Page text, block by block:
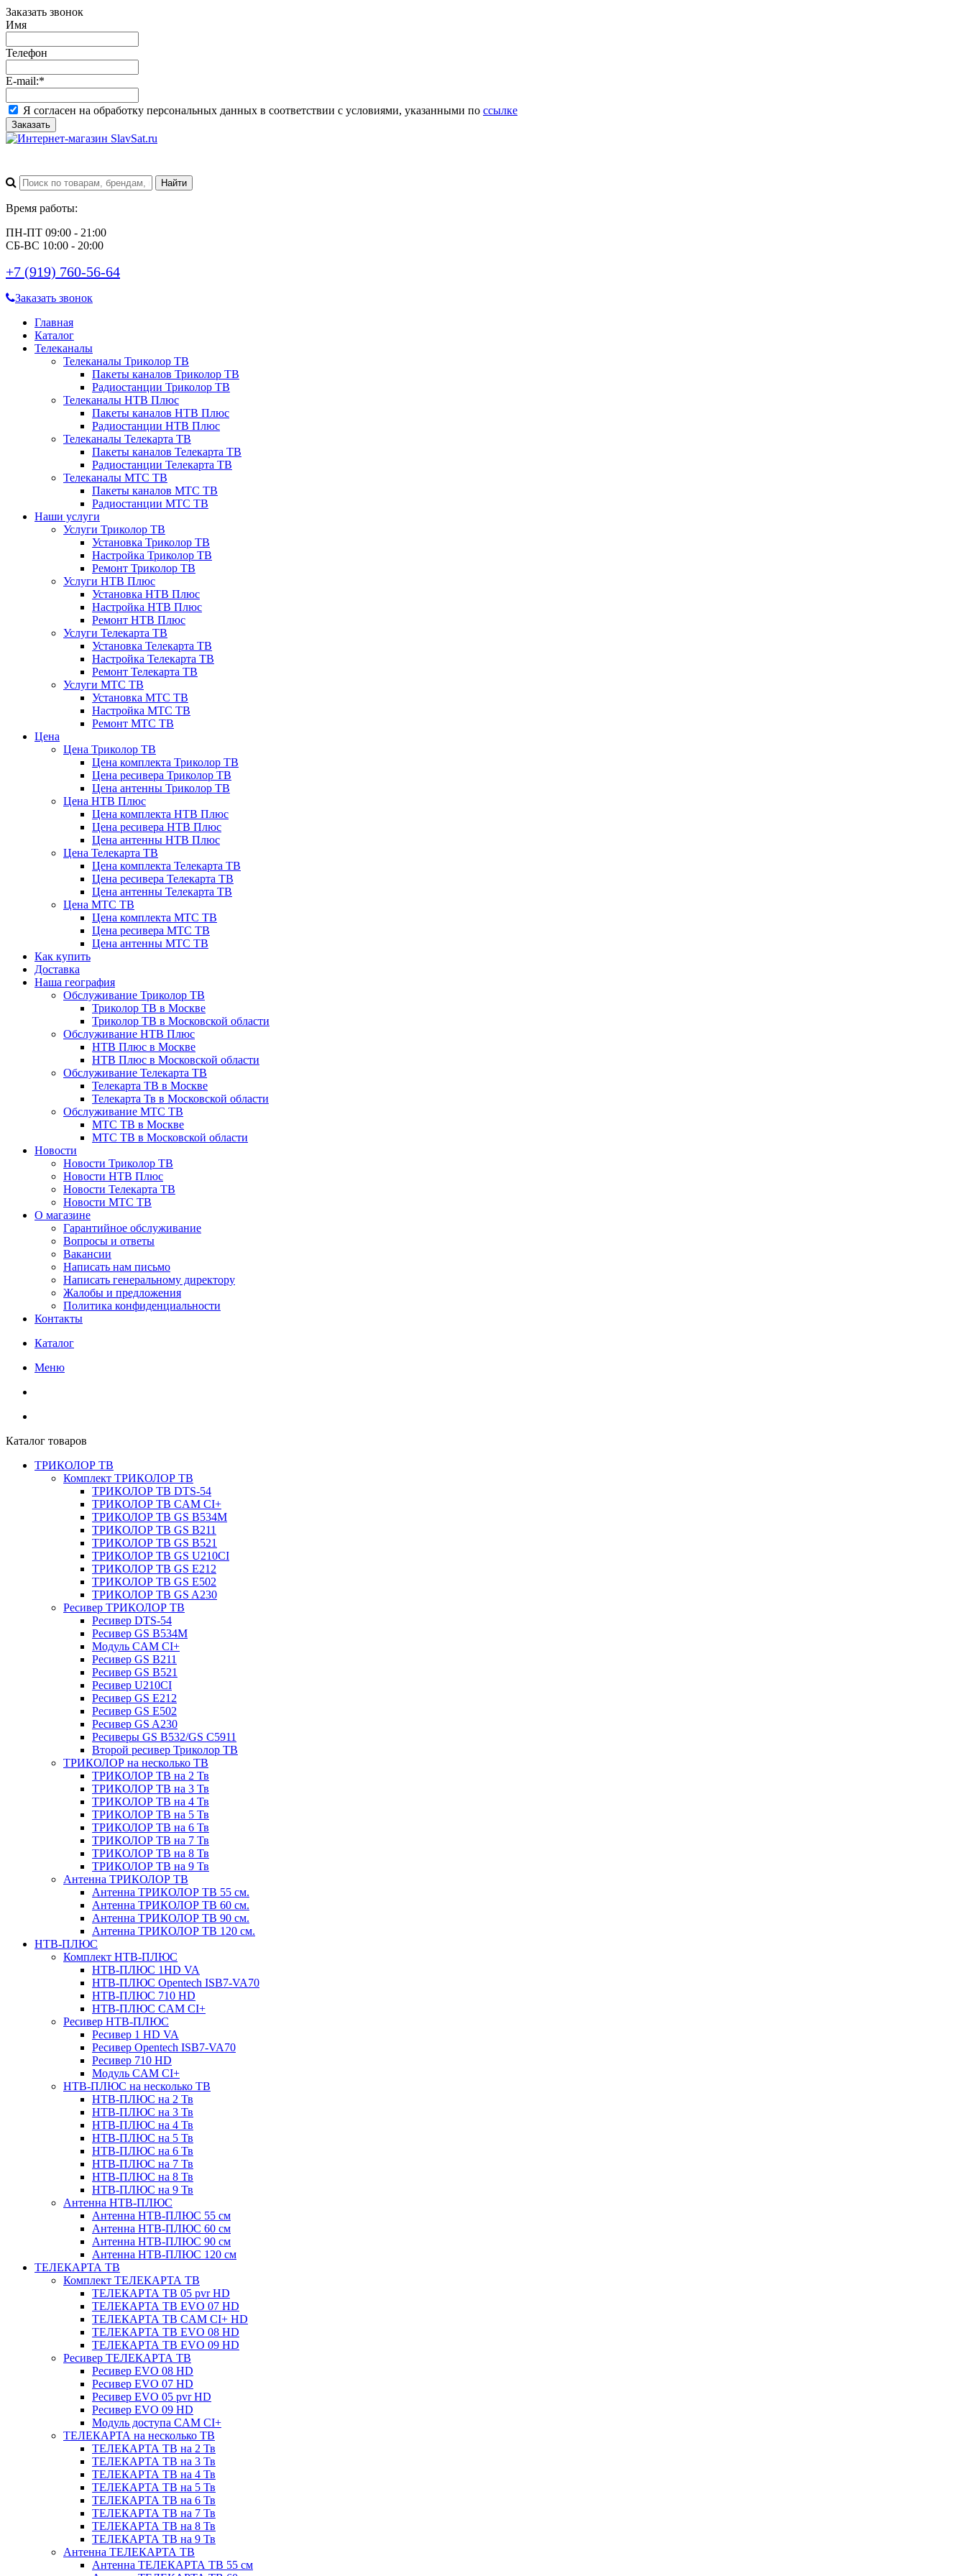
Заказать звонок
Имя
Телефон
E-mail:*
Я согласен на обработку персональных данных в соответствии с условиями, указанными по ссылке
Заказать
Время работы:
ПН-ПТ 09:00 - 21:00
СБ-ВС 10:00 - 20:00
+7 (919) 760-56-64
Заказать звонок
Главная
Каталог
Телеканалы
Телеканалы Триколор ТВ
Пакеты каналов Триколор ТВ
Радиостанции Триколор ТВ
Телеканалы НТВ Плюс
Пакеты каналов НТВ Плюс
Радиостанции НТВ Плюс
Телеканалы Телекарта ТВ
Пакеты каналов Телекарта ТВ
Радиостанции Телекарта ТВ
Телеканалы МТС ТВ
Пакеты каналов МТС ТВ
Радиостанции МТС ТВ
Наши услуги
Услуги Триколор ТВ
Установка Триколор ТВ
Настройка Триколор ТВ
Ремонт Триколор ТВ
Услуги НТВ Плюс
Установка НТВ Плюс
Настройка НТВ Плюс
Ремонт НТВ Плюс
Услуги Телекарта ТВ
Установка Телекарта ТВ
Настройка Телекарта ТВ
Ремонт Телекарта ТВ
Услуги МТС ТВ
Установка МТС ТВ
Настройка МТС ТВ
Ремонт МТС ТВ
Цена
Цена Триколор ТВ
Цена комплекта Триколор ТВ
Цена ресивера Триколор ТВ
Цена антенны Триколор ТВ
Цена НТВ Плюс
Цена комплекта НТВ Плюс
Цена ресивера НТВ Плюс
Цена антенны НТВ Плюс
Цена Телекарта ТВ
Цена комплекта Телекарта ТВ
Цена ресивера Телекарта ТВ
Цена антенны Телекарта ТВ
Цена МТС ТВ
Цена комплекта МТС ТВ
Цена ресивера МТС ТВ
Цена антенны МТС ТВ
Как купить
Доставка
Наша география
Обслуживание Триколор ТВ
Триколор ТВ в Москве
Триколор ТВ в Московской области
Обслуживание НТВ Плюс
НТВ Плюс в Москве
НТВ Плюс в Московской области
Обслуживание Телекарта ТВ
Телекарта ТВ в Москве
Телекарта Тв в Московской области
Обслуживание МТС ТВ
МТС ТВ в Москве
МТС ТВ в Московской области
Новости
Новости Триколор ТВ
Новости НТВ Плюс
Новости Телекарта ТВ
Новости МТС ТВ
О магазине
Гарантийное обслуживание
Вопросы и ответы
Вакансии
Написать нам письмо
Написать генеральному директору
Жалобы и предложения
Политика конфиденциальности
Контакты
Каталог
Меню
Каталог товаров
ТРИКОЛОР ТВ
Комплект ТРИКОЛОР ТВ
ТРИКОЛОР ТВ DTS-54
ТРИКОЛОР ТВ CAM CI+
ТРИКОЛОР ТВ GS B534M
ТРИКОЛОР ТВ GS B211
ТРИКОЛОР ТВ GS B521
ТРИКОЛОР ТВ GS U210CI
ТРИКОЛОР ТВ GS E212
ТРИКОЛОР ТВ GS E502
ТРИКОЛОР ТВ GS A230
Ресивер ТРИКОЛОР ТВ
Ресивер DTS-54
Ресивер GS B534M
Модуль CAM CI+
Ресивер GS B211
Ресивер GS B521
Ресивер U210CI
Ресивер GS E212
Ресивер GS E502
Ресивер GS A230
Ресиверы GS B532/GS C5911
Второй ресивер Триколор ТВ
ТРИКОЛОР на несколько ТВ
ТРИКОЛОР ТВ на 2 Тв
ТРИКОЛОР ТВ на 3 Тв
ТРИКОЛОР ТВ на 4 Тв
ТРИКОЛОР ТВ на 5 Тв
ТРИКОЛОР ТВ на 6 Тв
ТРИКОЛОР ТВ на 7 Тв
ТРИКОЛОР ТВ на 8 Тв
ТРИКОЛОР ТВ на 9 Тв
Антенна ТРИКОЛОР ТВ
Антенна ТРИКОЛОР ТВ 55 см.
Антенна ТРИКОЛОР ТВ 60 см.
Антенна ТРИКОЛОР ТВ 90 см.
Антенна ТРИКОЛОР ТВ 120 см.
НТВ-ПЛЮС
Комплект НТВ-ПЛЮС
НТВ-ПЛЮС 1HD VA
НТВ-ПЛЮС Opentech ISB7-VA70
НТВ-ПЛЮС 710 HD
НТВ-ПЛЮС CAM CI+
Ресивер НТВ-ПЛЮС
Ресивер 1 HD VA
Ресивер Opentech ISB7-VA70
Ресивер 710 HD
Модуль CAM CI+
НТВ-ПЛЮС на несколько ТВ
НТВ-ПЛЮС на 2 Тв
НТВ-ПЛЮС на 3 Тв
НТВ-ПЛЮС на 4 Тв
НТВ-ПЛЮС на 5 Тв
НТВ-ПЛЮС на 6 Тв
НТВ-ПЛЮС на 7 Тв
НТВ-ПЛЮС на 8 Тв
НТВ-ПЛЮС на 9 Тв
Антенна НТВ-ПЛЮС
Антенна НТВ-ПЛЮС 55 см
Антенна НТВ-ПЛЮС 60 см
Антенна НТВ-ПЛЮС 90 см
Антенна НТВ-ПЛЮС 120 см
ТЕЛЕКАРТА ТВ
Комплект ТЕЛЕКАРТА ТВ
ТЕЛЕКАРТА ТВ 05 pvr HD
ТЕЛЕКАРТА ТВ EVO 07 HD
ТЕЛЕКАРТА ТВ CAM CI+ HD
ТЕЛЕКАРТА ТВ EVO 08 HD
ТЕЛЕКАРТА ТВ EVO 09 HD
Ресивер ТЕЛЕКАРТА ТВ
Ресивер EVO 08 HD
Ресивер EVO 07 HD
Ресивер EVO 05 pvr HD
Ресивер EVO 09 HD
Модуль доступа CAM CI+
ТЕЛЕКАРТА на несколько ТВ
ТЕЛЕКАРТА ТВ на 2 Тв
ТЕЛЕКАРТА ТВ на 3 Тв
ТЕЛЕКАРТА ТВ на 4 Тв
ТЕЛЕКАРТА ТВ на 5 Тв
ТЕЛЕКАРТА ТВ на 6 Тв
ТЕЛЕКАРТА ТВ на 7 Тв
ТЕЛЕКАРТА ТВ на 8 Тв
ТЕЛЕКАРТА ТВ на 9 Тв
Антенна ТЕЛЕКАРТА ТВ
Антенна ТЕЛЕКАРТА ТВ 55 см